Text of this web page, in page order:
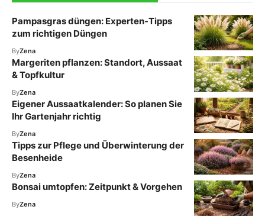
Pampasgras düngen: Experten-Tipps
zum richtigen Düngen
ByZena
Margeriten pflanzen: Standort, Aussaat
& Topfkultur
ByZena
Eigener Aussaatkalender: So planen Sie
Ihr Gartenjahr richtig
ByZena
Tipps zur Pflege und Überwinterung der
Besenheide
ByZena
Bonsai umtopfen: Zeitpunkt & Vorgehen
ByZena